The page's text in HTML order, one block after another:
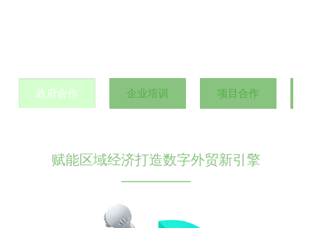
政府合作 企业培训 项目合作
赋能区域经济打造数字外贸新引擎